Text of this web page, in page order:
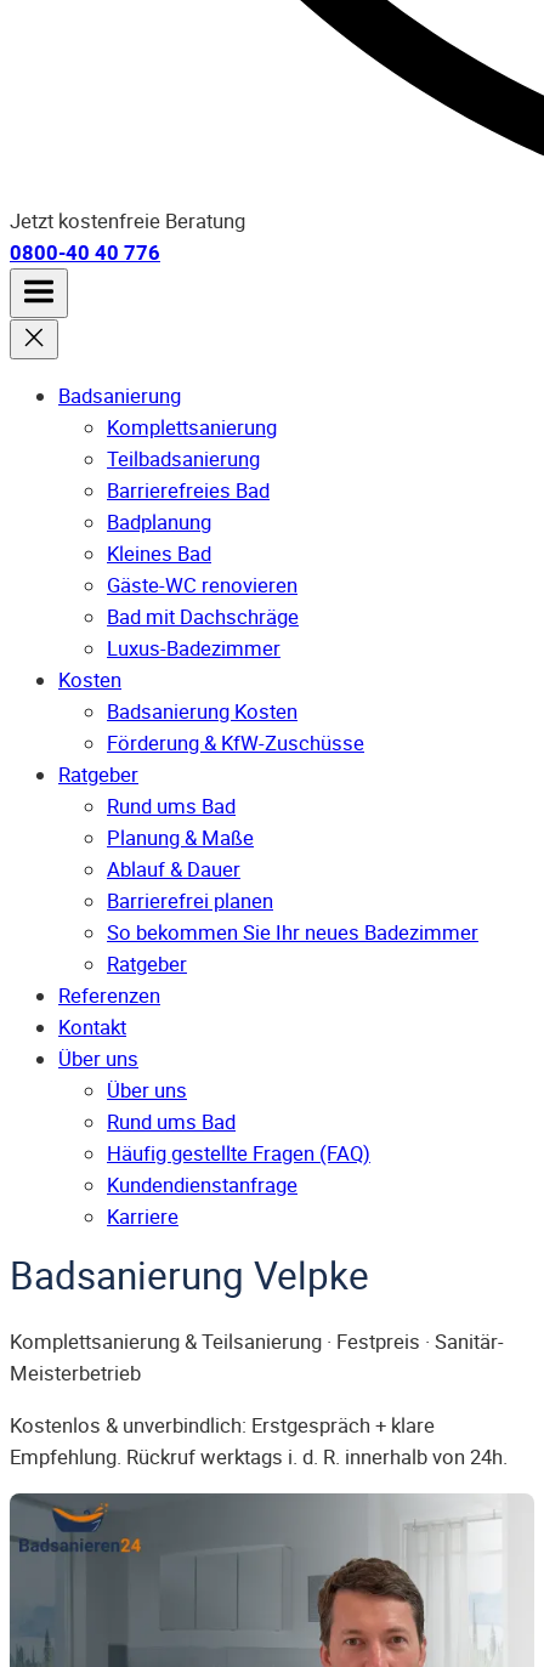
Jetzt kostenfreie Beratung
0800-40 40 776
Badsanierung
Komplettsanierung
Teilbadsanierung
Barrierefreies Bad
Badplanung
Kleines Bad
Gäste-WC renovieren
Bad mit Dachschräge
Luxus-Badezimmer
Kosten
Badsanierung Kosten
Förderung & KfW-Zuschüsse
Ratgeber
Rund ums Bad
Planung & Maße
Ablauf & Dauer
Barrierefrei planen
So bekommen Sie Ihr neues Badezimmer
Ratgeber
Referenzen
Kontakt
Über uns
Über uns
Rund ums Bad
Häufig gestellte Fragen (FAQ)
Kunden­dienst­anfrage
Karriere
Badsanierung Velpke
Komplettsanierung & Teilsanierung · Festpreis · Sanitär-
Meisterbetrieb
Kostenlos & unverbindlich: Erstgespräch + klare
Empfehlung. Rückruf werktags i. d. R. innerhalb von 24h.